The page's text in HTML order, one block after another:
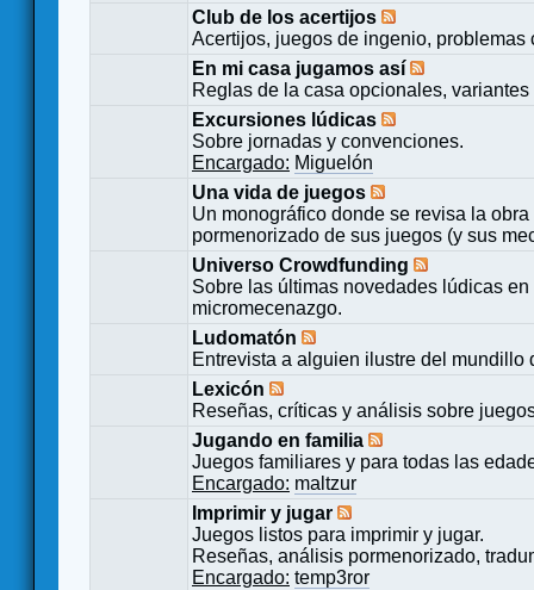
Club de los acertijos
Acertijos, juegos de ingenio,
En mi casa jugamos así
Reglas de la casa opcionales,
Excursiones lúdicas
Sobre jornadas y convenciones.
Encargado: Miguelón
Una vida de juegos
Un monográfico donde se revisa la
pormenorizado de sus juegos (y sus
Universo Crowdfunding
Sobre las últimas novedades lúdicas
micromecenazgo.
Ludomatón
Entrevista a alguien ilustre del mundillo
Lexicón
Reseñas, críticas y análisis sobre
Jugando en familia
Juegos familiares y para todas las
Encargado: maltzur
Imprimir y jugar
Juegos listos para imprimir y jugar.
Reseñas, análisis pormenorizado,
Encargado: temp3ror